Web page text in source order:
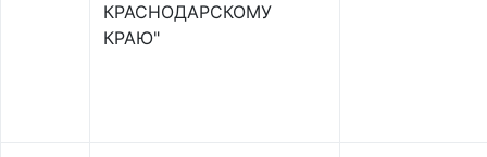
КРАСНОДАРСКОМУ
КРАЮ"